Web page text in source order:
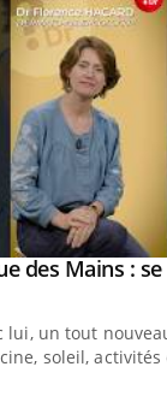
des Mains :
lui, un tout
soleil,